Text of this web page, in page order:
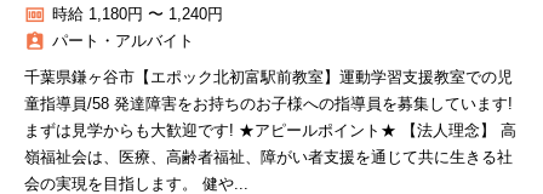
money 時給 1,180円 〜 1,240円
assignment_ind パート・アルバイト
千葉県鎌ヶ谷市【エポック北初富駅前教室】運動学習支援教室での児
童指導員/58 発達障害をお持ちのお子様への指導員を募集しています!
まずは見学からも大歓迎です! ★アピールポイント★ 【法人理念】 高
嶺福祉会は、医療、高齢者福祉、障がい者支援を通じて共に生きる社
会の実現を目指します。 健や...